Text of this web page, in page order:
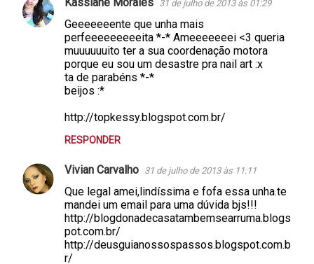
Kassiane Morales 31 de julho de 2013 às 01:29
Geeeeeeente que unha mais
perfeeeeeeeeeita *-* Ameeeeeeei <3 queria
muuuuuuito ter a sua coordenação motora
porque eu sou um desastre pra nail art :x
ta de parabéns *-*
beijos :*
http://topkessy.blogspot.com.br/
RESPONDER
Vivian Carvalho 31 de julho de 2013 às 11:11
Que legal amei,lindíssima e fofa essa unha.te
mandei um email para uma dúvida bjs!!!
http://blogdonadecasatambemsearruma.blogs
pot.com.br/
http://deusguianossospassos.blogspot.com.b
r/